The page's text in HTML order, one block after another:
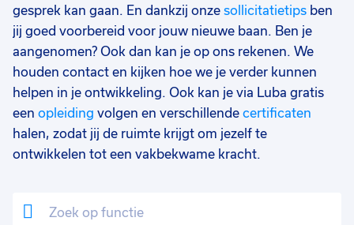
gesprek kan gaan. En dankzij onze sollicitatietips ben
jij goed voorbereid voor jouw nieuwe baan. Ben je
aangenomen? Ook dan kan je op ons rekenen. We
houden contact en kijken hoe we je verder kunnen
helpen in je ontwikkeling. Ook kan je via Luba gratis
een opleiding volgen en verschillende certificaten
halen, zodat jij de ruimte krijgt om jezelf te
ontwikkelen tot een vakbekwame kracht.